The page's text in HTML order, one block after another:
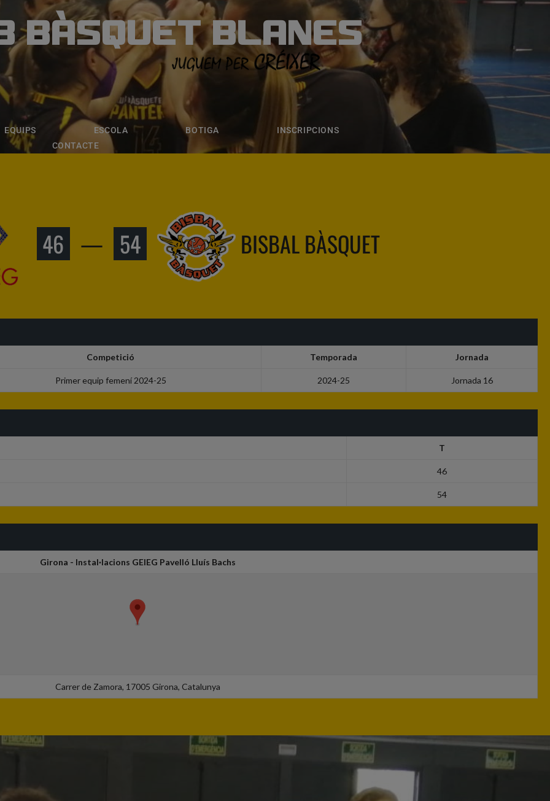
BÀSQUET BLANES
EQUIPS ESCOLA BOTIGA
INSCRIPCIONS
CONTACTE
BLANES
ESCOLA BOTIGA INSCRIPCIONS
46 — 54 BISBAL BÀSQUET
Competició Temporada Jornada
Primer equip femení 2024-25 2024-25 Jornada 16
T
46
54
Girona - Instal·lacions GEIEG Pavelló Lluís Bachs
Carrer de Zamora, 17005 Girona, Catalunya